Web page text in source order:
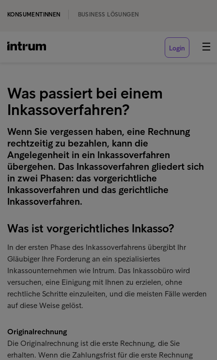
KONSUMENTINNEN BUSINESS LÖSUNGEN
Login
Was passiert bei einem
Inkassoverfahren?
Wenn Sie vergessen haben, eine Rechnung
rechtzeitig zu bezahlen, kann die
Angelegenheit in ein Inkassoverfahren
übergehen. Das Inkassoverfahren gliedert sich
in zwei Phasen: das vorgerichtliche
Inkassoverfahren und das gerichtliche
Inkassoverfahren.
Was ist vorgerichtliches Inkasso?
In der ersten Phase des Inkassoverfahrens übergibt Ihr
Gläubiger Ihre Forderung an ein spezialisiertes
Inkassounternehmen wie Intrum. Das Inkassobüro wird
versuchen, eine Einigung mit Ihnen zu erzielen, ohne
rechtliche Schritte einzuleiten, und die meisten Fälle werden
auf diese Weise gelöst.
Originalrechnung
Die Originalrechnung ist die erste Rechnung, die Sie
erhalten. Wenn die Zahlungsfrist für die erste Rechnung